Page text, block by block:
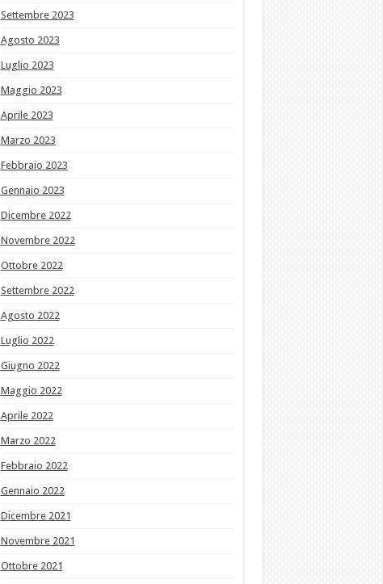
Settembre 2023
Agosto 2023
Luglio 2023
Maggio 2023
Aprile 2023
Marzo 2023
Febbraio 2023
Gennaio 2023
Dicembre 2022
Novembre 2022
Ottobre 2022
Settembre 2022
Agosto 2022
Luglio 2022
Giugno 2022
Maggio 2022
Aprile 2022
Marzo 2022
Febbraio 2022
Gennaio 2022
Dicembre 2021
Novembre 2021
Ottobre 2021